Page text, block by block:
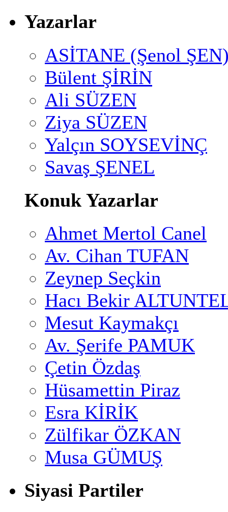
Yazarlar
ASİTANE (Şenol
Bülent ŞİRİN
Ali SÜZEN
Ziya SÜZEN
Yalçın SOYSEVİNÇ
Savaş ŞENEL
Konuk Yazarlar
Ahmet Mertol Canel
Av. Cihan TUFAN
Zeynep Seçkin
Hacı Bekir
Mesut Kaymakçı
Av. Şerife PAMUK
Çetin Özdaş
Hüsamettin Piraz
Esra KİRİK
Zülfikar ÖZKAN
Musa GÜMUŞ
Siyasi Partiler